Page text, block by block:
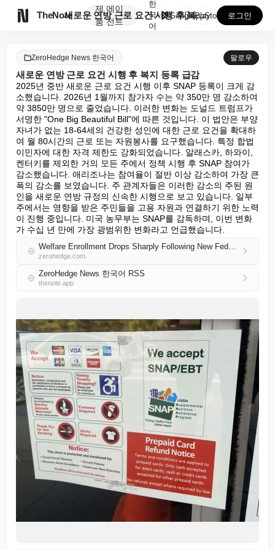
TheNote
제
품
에이
전트
새로운 연방 근로 요건 시행 후 복지 등록 급감
한
국
어
GooglePlay
AppStore 로그인
ZeroHedge News 한국어 팔로우
새로운 연방 근로 요건 시행 후 복지 등록 급감
2025년 중반 새로운 근로 요건 시행 이후 SNAP 등록이 크게 감
소했습니다. 2026년 1월까지 참가자 수는 약 350만 명 감소하여
약 3850만 명으로 줄었습니다. 이러한 변화는 도널드 트럼프가
서명한 "One Big Beautiful Bill"에 따른 것입니다. 이 법안은 부양
자녀가 없는 18-64세의 건강한 성인에 대한 근로 요건을 확대하
여 월 80시간의 근로 또는 자원봉사를 요구했습니다. 특정 합법
이민자에 대한 자격 제한도 강화되었습니다. 알래스카, 하와이,
켄터키를 제외한 거의 모든 주에서 정책 시행 후 SNAP 참여가
감소했습니다. 애리조나는 참여율이 절반 이상 감소하여 가장 큰
폭의 감소를 보였습니다. 주 관계자들은 이러한 감소의 주된 원
인을 새로운 연방 규정의 신속한 시행으로 보고 있습니다. 일부
주에서는 영향을 받은 주민들을 고용 자원과 연결하기 위한 노력
이 진행 중입니다. 미국 농무부는 SNAP를 감독하며, 이번 변화
가 수십 년 만에 가장 광범위한 변화라고 언급했습니다.
Welfare Enrollment Drops Sharply Following New Federal Work Requirements
zerohedge.com
ZeroHedge News 한국어 RSS
thenote.app